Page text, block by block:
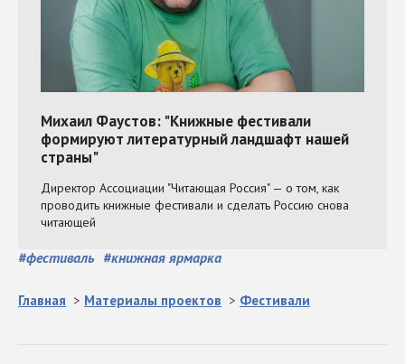
#фестиваль #книжная ярмарка
Главная > Материалы проектов > Фестивали